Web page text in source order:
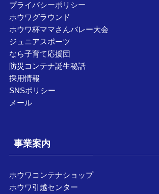
プライバシーポリシー
ホウワグラウンド
ホウワ杯ママさんバレー大会
ジュニアスポーツ
なら子育て応援団
防災コンテナ誕生秘話
採用情報
SNSポリシー
メール
事業案内
ホウワコンテナショップ
ホウワ引越センター